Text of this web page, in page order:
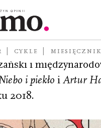
CYKLE MIESIĘCZNIK
i
i piekło i Artur
2018.